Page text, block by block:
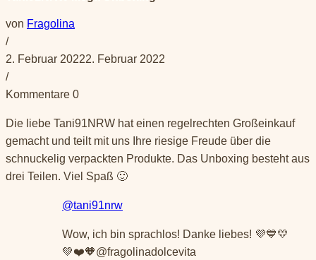
von Fragolina
/
2. Februar 20222. Februar 2022
/
Kommentare 0
Die liebe Tani91NRW hat einen regelrechten Großeinkauf
gemacht und teilt mit uns Ihre riesige Freude über die
schnuckelig verpackten Produkte. Das Unboxing besteht aus
drei Teilen. Viel Spaß 🙂
@tani91nrw
Wow, ich bin sprachlos! Danke liebes! 💜💙💛
💚❤️🧡@fragolinadolcevita